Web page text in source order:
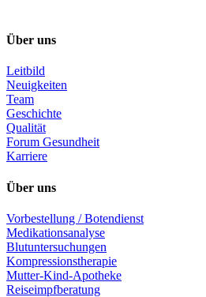
Über uns
Leitbild
Neuigkeiten
Team
Geschichte
Qualität
Forum Gesundheit
Karriere
Über uns
Vorbestellung / Botendienst
Medikationsanalyse
Blutuntersuchungen
Kompressionstherapie
Mutter-Kind-Apotheke
Reiseimpfberatung